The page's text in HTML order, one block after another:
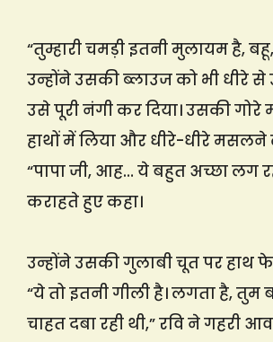
“तुम्हारी चमड़ी इतनी मुलायम है,
उन्होंने उसकी ब्लाउज को भी धीरे से
उसे पूरी नंगी कर दिया। उसकी
हाथों में लिया और धीरे-धीरे मसलने
“पापा जी, आह… ये बहुत अच्छा लग
कराहते हुए कहा।
उन्होंने उसकी गुलाबी चूत पर हाथ
“ये तो इतनी गीली है। लगता है, तुम
चाहत दबा रही थी,” रवि ने गहरी